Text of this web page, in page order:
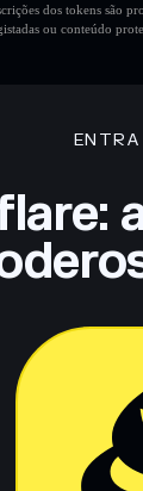
dos tokens são
ou conteúdo